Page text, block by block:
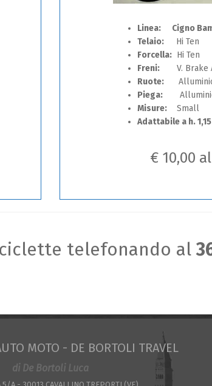
Linea: Cigno
Telaio:Hi Ten
Forcella:Hi Ten
Freni:V. Brake
Ruote:Alluminio
Piega:
Misure:Small
Adattabile a h.
€ 10,00
telefonando al
MOTO - DE BORTOLI TRAVEL
di De Bortoli Luca